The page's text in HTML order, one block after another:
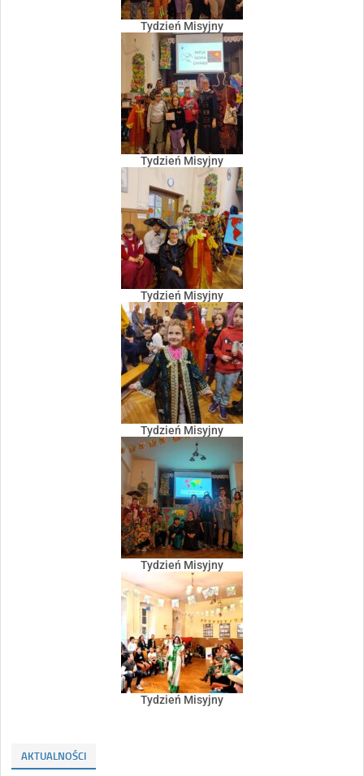
Tydzień Misyjny
Tydzień Misyjny
Tydzień Misyjny
Tydzień Misyjny
Tydzień Misyjny
Tydzień Misyjny
AKTUALNOŚCI